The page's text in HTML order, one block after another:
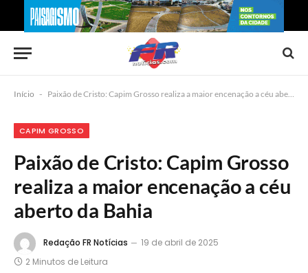
Início - Paixão de Cristo: Capim Grosso realiza a maior encenação a céu aberto da Bahia
CAPIM GROSSO
Paixão de Cristo: Capim Grosso
realiza a maior encenação a céu
aberto da Bahia
Redação FR Notícias
19 de abril de 2025
2 Minutos de Leitura